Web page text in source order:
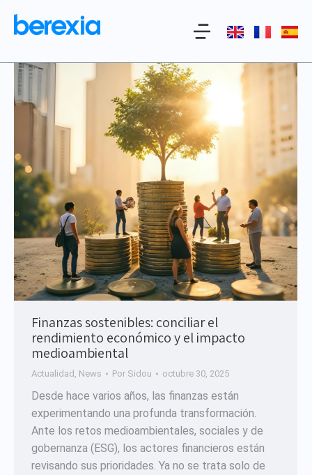
Finanzas sostenibles: conciliar el
rendimiento económico y el impacto
medioambiental
Actualidad News Por Sidou octubre 30, 2025
Desde hace varios años, las finanzas están
experimentando una profunda transformación.
Ante los retos medioambientales, sociales y de
gobernanza (ESG), los actores financieros están
revisando sus prioridades. Ya no se trata solo de